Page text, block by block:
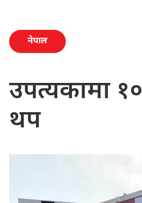
नेपाल
उपत्यकामा १०
थप